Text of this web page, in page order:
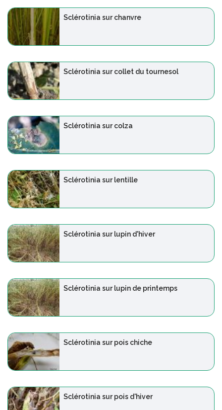
Sclérotinia sur chanvre
Sclérotinia sur collet du tournesol
Sclérotinia sur colza
Sclérotinia sur lentille
Sclérotinia sur lupin d'hiver
Sclérotinia sur lupin de printemps
Sclérotinia sur pois chiche
Sclérotinia sur pois d'hiver